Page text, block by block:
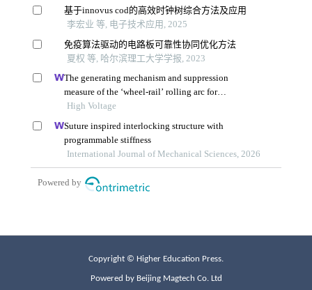
Copyright © Higher Education Press.
Powered by Beijing Magtech Co. Ltd